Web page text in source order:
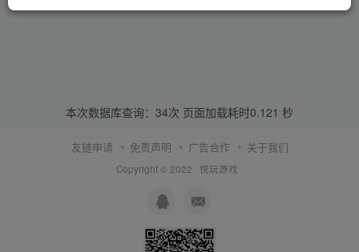
本次数据库查询：34次 页面加载耗时0.121 秒
友链申请 免责声明 广告合作 关于我们
Copyright © 2022 · 悦玩游戏 ·